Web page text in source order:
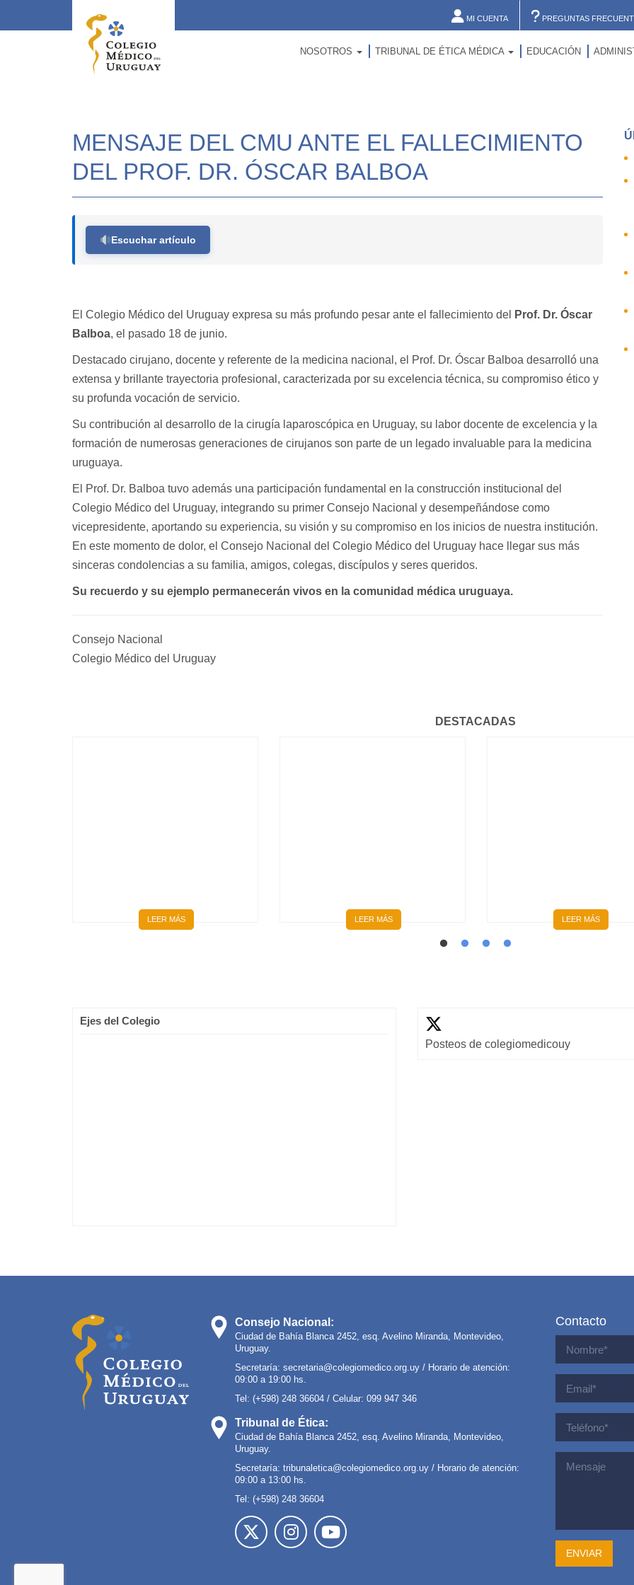
MI CUENTA PREGUNTAS
NOSOTROS TRIBUNAL DE ÉTICA MÉDICA EDUCACIÓN
MENSAJE DEL CMU ANTE EL FALLECIMIENTO
DEL PROF. DR. ÓSCAR BALBOA
Escuchar artículo
El Colegio Médico del Uruguay expresa su más profundo pesar ante el fallecimiento del
Prof. Dr. Óscar
Balboa, el pasado 18 de junio.
Destacado cirujano, docente y referente de la medicina nacional, el Prof. Dr. Óscar Balboa desarrolló una
extensa y brillante trayectoria profesional, caracterizada por su excelencia técnica, su compromiso ético y
su profunda vocación de servicio.
Su contribución al desarrollo de la cirugía laparoscópica en Uruguay, su labor docente de excelencia y la
formación de numerosas generaciones de cirujanos son parte de un legado invaluable para la medicina
uruguaya.
El Prof. Dr. Balboa tuvo además una participación fundamental en la construcción institucional del
Colegio Médico del Uruguay, integrando su primer Consejo Nacional y desempeñándose como
vicepresidente, aportando su experiencia, su visión y su compromiso en los inicios de nuestra institución.
En este momento de dolor, el Consejo Nacional del Colegio Médico del Uruguay hace llegar sus más
sinceras condolencias a su familia, amigos, colegas, discípulos y seres queridos.
Su recuerdo y su ejemplo permanecerán vivos en la comunidad médica uruguaya.
Consejo Nacional
Colegio Médico del Uruguay
DESTACADAS
LEER MÁS LEER MÁS LEER MÁS
Ejes del Colegio
Posteos de colegiomedicouy
Consejo Nacional:
Ciudad de Bahía Blanca 2452, esq. Avelino Miranda, Montevideo,
Uruguay.
Secretaría: secretaria@colegiomedico.org.uy / Horario de atención:
09:00 a 19:00 hs.
Tel: (+598) 248 36604 / Celular: 099 947 346
Tribunal de Ética:
Ciudad de Bahía Blanca 2452, esq. Avelino Miranda, Montevideo,
Uruguay.
Secretaría: tribunaletica@colegiomedico.org.uy / Horario de atención:
09:00 a 13:00 hs.
Tel: (+598) 248 36604
Contacto